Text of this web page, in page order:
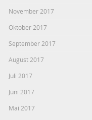
November 2017
Oktober 2017
September 2017
August 2017
Juli 2017
Juni 2017
Mai 2017